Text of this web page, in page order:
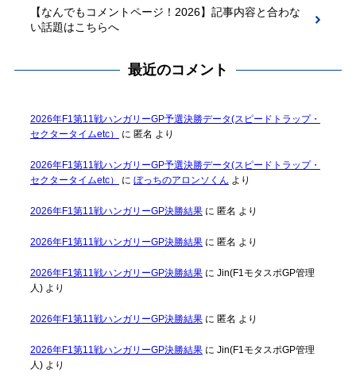
【なんでもコメントページ！2026】記事内容と合わな
い話題はこちらへ
最近のコメント
2026年F1第11戦ハンガリーGP予選決勝データ(スピードトラップ・
セクタータイムetc）
に 匿名 より
2026年F1第11戦ハンガリーGP予選決勝データ(スピードトラップ・
セクタータイムetc）
に ぼっちのアロンソくん より
2026年F1第11戦ハンガリーGP決勝結果に 匿名 より
2026年F1第11戦ハンガリーGP決勝結果に 匿名 より
2026年F1第11戦ハンガリーGP決勝結果に Jin(F1モタスポGP管理
人)より
2026年F1第11戦ハンガリーGP決勝結果に 匿名 より
2026年F1第11戦ハンガリーGP決勝結果に Jin(F1モタスポGP管理
人)より